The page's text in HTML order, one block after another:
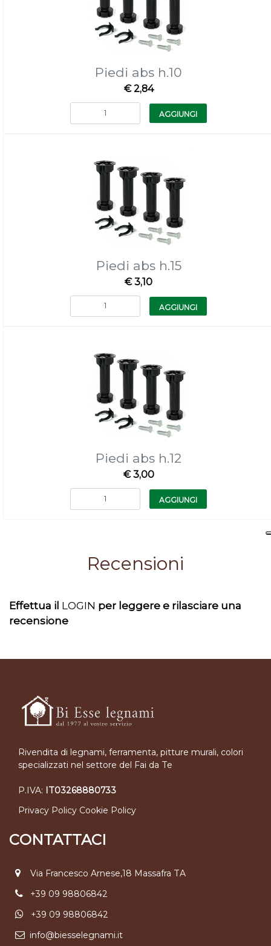
Piedi abs h.10
€ 2,84
Quantità
AGGIUNGI
Piedi abs h.15
€ 3,10
Quantità
AGGIUNGI
Piedi abs h.12
€ 3,00
Quantità
AGGIUNGI
Recensioni
Effettua il LOGIN per leggere e rilasciare una
recensione
Rivendita di legnami, ferramenta, pitture murali, colori
specializzati nel settore del Fai da Te
P.IVA: IT03268880733
Privacy Policy Cookie Policy
CONTATTACI
Via Francesco Arnese,18 Massafra TA
+39 09 98806842
+39 09 98806842
info@biesselegnami.it